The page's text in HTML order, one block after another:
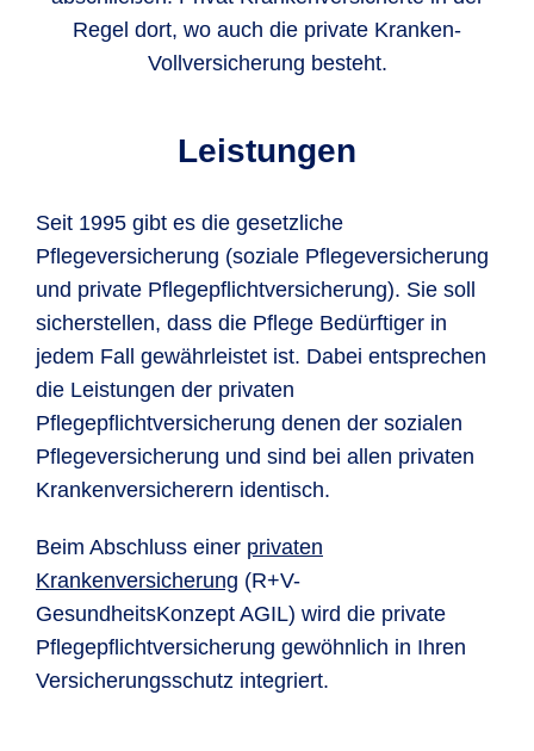
Regel dort, wo auch die private Kranken-
Vollversicherung besteht.
Leistungen
Seit 1995 gibt es die gesetzliche
Pflegeversicherung (soziale Pflegeversicherung
und private Pflegepflichtversicherung). Sie soll
sicherstellen, dass die Pflege Bedürftiger in
jedem Fall gewährleistet ist. Dabei entsprechen
die Leistungen der privaten
Pflegepflichtversicherung denen der sozialen
Pflegeversicherung und sind bei allen privaten
Krankenversicherern identisch.
Beim Abschluss einer privaten
Krankenversicherung (R+V-
GesundheitsKonzept AGIL) wird die private
Pflegepflichtversicherung gewöhnlich in Ihren
Versicherungsschutz integriert.